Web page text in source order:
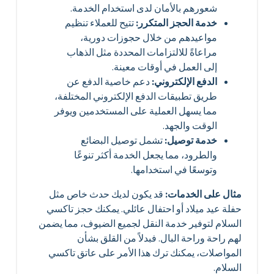
شعورهم بالأمان لدى استخدام الخدمة.
خدمة الحجز المتكرر: تتيح للعملاء تنظيم
مواعيدهم من خلال حجوزات دورية،
مراعاةً للالتزامات المحددة مثل الذهاب
إلى العمل في أوقات معينة.
الدفع الإلكتروني:دعم خاصية الدفع عن
طريق تطبيقات الدفع الإلكتروني المختلفة،
مما يسهل العملية على المستخدمين ويوفر
الوقت والجهد.
خدمة توصيل:تشمل توصيل البضائع
والطرود، مما يجعل الخدمة أكثر تنوعًا
وتوسعًا في استخدامها.
مثال على الخدمات:قد يكون لديك حدث خاص مثل
حفلة عيد ميلاد أو احتفال عائلي. يمكنك حجز تاكسي
السلام لتوفير خدمة النقل لجميع الضيوف، مما يضمن
لهم راحة وراحة البال. فبدلاً من القلق بشأن
المواصلات، يمكنك ترك هذا الأمر على عاتق تاكسي
السلام.